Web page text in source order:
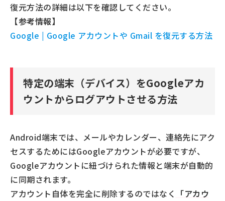
復元方法の詳細は以下を確認してください。
【参考情報】
Google | Google アカウントや Gmail を復元する方法
特定の端末（デバイス）をGoogleアカ
ウントからログアウトさせる方法
Android端末では、メールやカレンダー、連絡先にアク
セスするためにはGoogleアカウントが必要ですが、
Googleアカウントに紐づけられた情報と端末が自動的
に同期されます。
アカウント自体を完全に削除するのではなく 「アカウ